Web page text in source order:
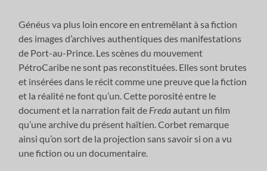
Généus va plus loin encore en entremêlant à sa fiction
des images d’archives authentiques des manifestations
de Port-au-Prince. Les scènes du mouvement
PétroCaribe ne sont pas reconstituées. Elles sont brutes
et insérées dans le récit comme une preuve que la fiction
et la réalité ne font qu’un. Cette porosité entre le
document et la narration fait de Fredaautant un film
qu’une archive du présent haïtien. Corbet remarque
ainsi qu’on sort de la projection sans savoir si on a vu
une fiction ou un documentaire.